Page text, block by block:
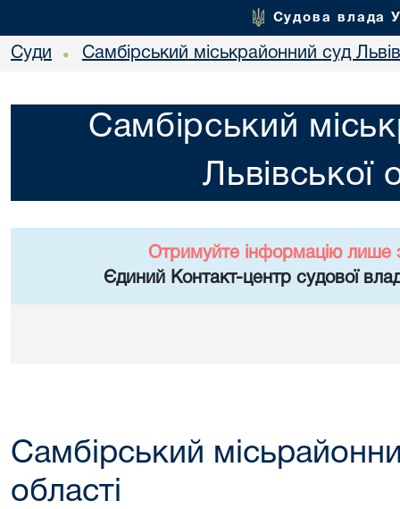
Судова влада
Суди • Самбірський міськрайонний суд
Самбірський
Львівської
Отримуйте інформацію лише
Єдиний Контакт-центр судової
Самбірський
області